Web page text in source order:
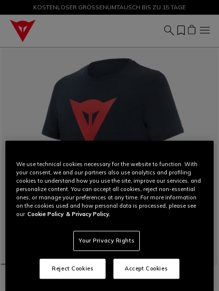
SALE BIS ZU -50 % – JETZT SHOPPEN
KOSTENLOSER GRÖSSENUMTAUSCH BIS ZU 15 TAGE
STARTSEITE MOTORRAD MEN CASUAL WEAR T-SHIRTS
We use technical cookies necessary for the website to function. With
your consent, we and our partners also use analytics and profiling
cookies to understand how you use the site, improve our services, and
personalize content. You can accept all cookies, reject non-essential
ones, or manage your preferences at any time. For more information
on the cookies used and how personal data is processed, please see
our Cookie Policy & Privacy Policy.
Your Privacy Rights
Reject Cookies Accept Cookies